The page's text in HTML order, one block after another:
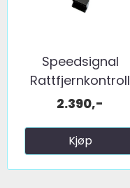
Speedsignal
Rattfjernkontroll
interface ...
2.390,-
Kjøp